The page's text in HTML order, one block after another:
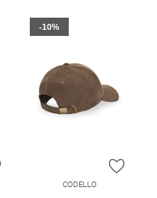
ZUR WUNSCHLISTE HINZUFÜGEN
ZUR
CODELLO
-10%